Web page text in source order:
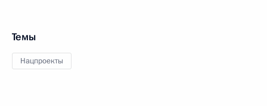
Темы
Нацпроекты